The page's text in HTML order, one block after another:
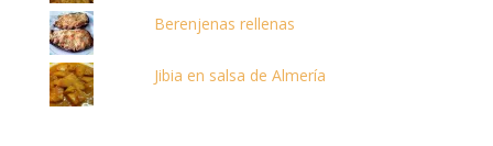
Berenjenas rellenas
Jibia en salsa de Almería